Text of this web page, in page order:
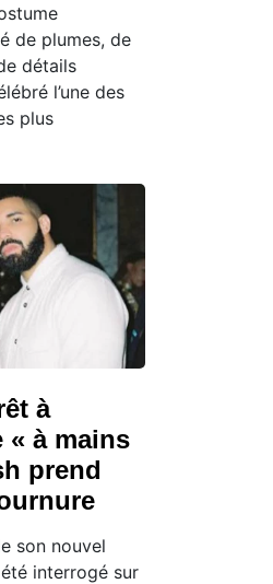
de plumes, de
détails
l’une des
plus
à
« à mains
prend
son nouvel
interrogé sur